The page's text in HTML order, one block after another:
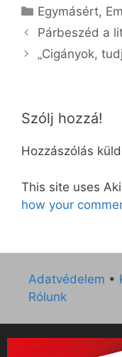
Kategória
Egymásért,
Párbeszéd a
„Cigányok,
Szólj hozzá!
Hozzászólás
This site uses
how your
Adatvédelem •
Rólunk